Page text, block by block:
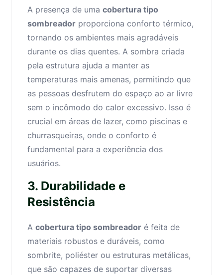
A presença de umacobertura tipo
sombreador proporciona conforto térmico,
tornando os ambientes mais agradáveis
durante os dias quentes. A sombra criada
pela estrutura ajuda a manter as
temperaturas mais amenas, permitindo que
as pessoas desfrutem do espaço ao ar livre
sem o incômodo do calor excessivo. Isso é
crucial em áreas de lazer, como piscinas e
churrasqueiras, onde o conforto é
fundamental para a experiência dos
usuários.
3. Durabilidade e
Resistência
Acobertura tipo sombreador é feita de
materiais robustos e duráveis, como
sombrite, poliéster ou estruturas metálicas,
que são capazes de suportar diversas